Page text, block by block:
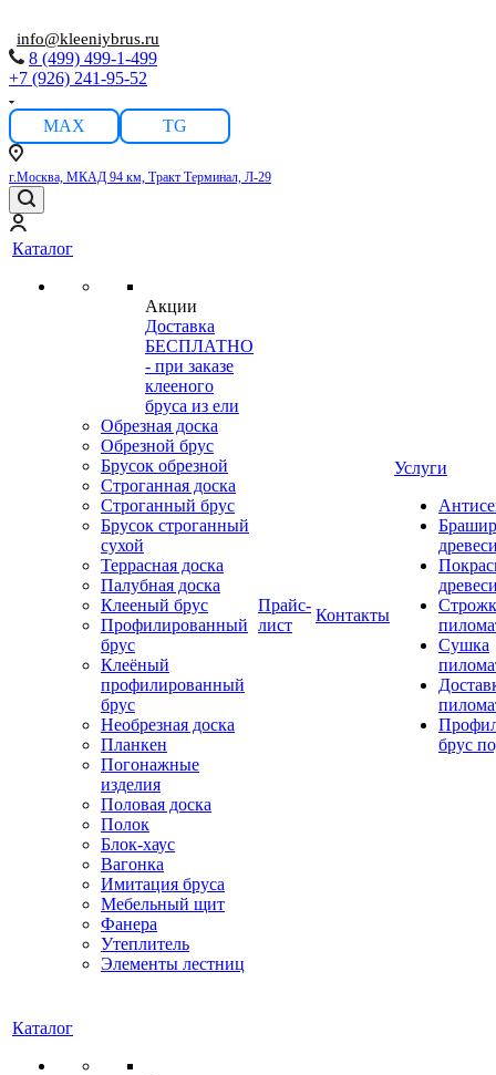
info@kleeniybrus.ru
8 (499) 499-1-499
+7 (926) 241-95-52
MAX TG
г.Москва, МКАД 94 км, Тракт Терминал, Л-29
Каталог
Акции
Доставка
БЕСПЛАТНО
- при заказе
клееного
бруса из ели
Обрезная доска
Обрезной брус
Брусок обрезной
Строганная доска
Строганный брус
Брусок строганный
сухой
Террасная доска
Палубная доска
Клееный брус
Профилированный
брус
Клеёный
профилированный
брус
Необрезная доска
Планкен
Погонажные
изделия
Половая доска
Полок
Блок-хаус
Вагонка
Имитация бруса
Мебельный щит
Фанера
Утеплитель
Элементы лестниц
Прайс-
лист
Контакты
Услуги
Сушка
брус
Каталог